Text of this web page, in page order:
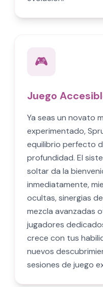
🎮
Juego
Ya seas un novato
experimentado,
equilibrio perfecto
profundidad. El
soltar da la
inmediatamente,
ocultas, sinergias
mezcla avanzadas
jugadores
crece con tus
nuevos
sesiones de juego